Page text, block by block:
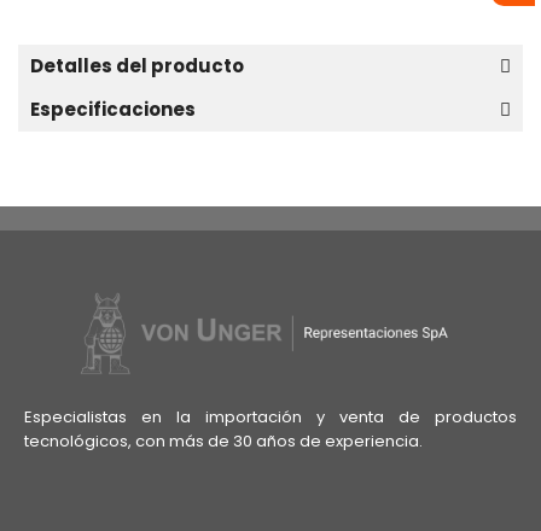
Detalles del producto
Especificaciones
Especialistas en la importación y venta de productos
tecnológicos, con más de 30 años de experiencia.